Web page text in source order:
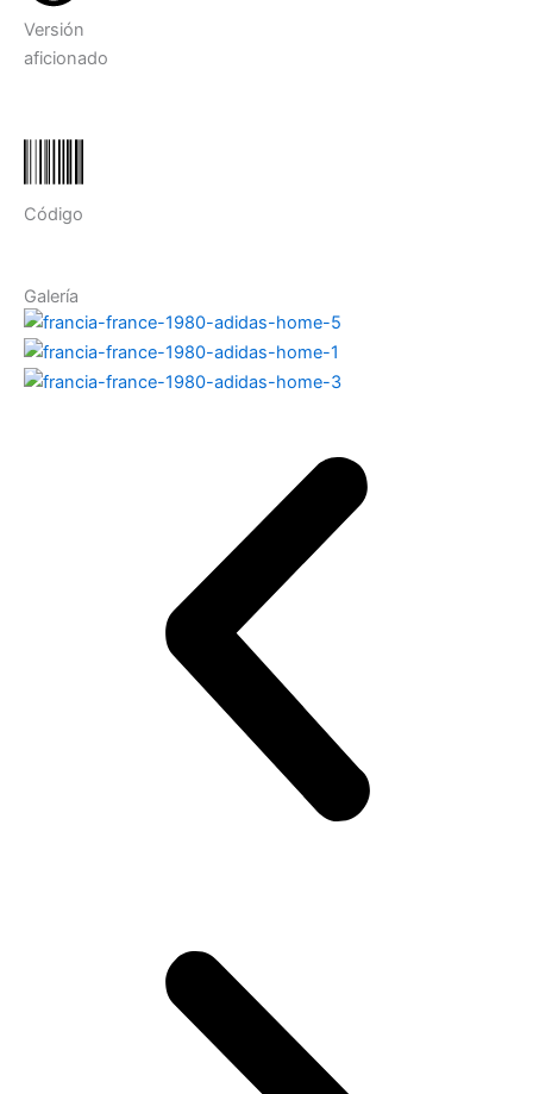
Versión
aficionado
Código
Galería